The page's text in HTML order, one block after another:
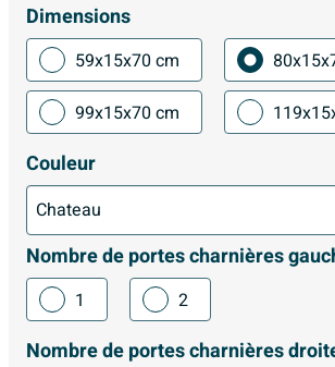
Dimensions
59x15x70 cm
99x15x70 cm
Couleur
Nombre de portes charnières
1 2
Nombre de portes charnières